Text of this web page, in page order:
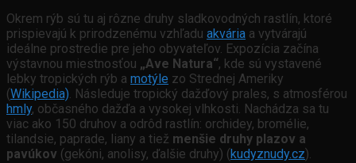
Okrem rýb sú tu aj rôzne druhy sladkovodných rastlín, ktoré
prispievajú k prirodzenému vzhľadu akvária a vytvárajú
ideálne prostredie pre jeho obyvateľov. Expozícia začína
výstavnou miestnosťou „Ave Natura“, kde sú vystavené
lebky tropických rýb a motýle zo Strednej Ameriky
(Wikipedia). Následuje tropický dažďový prales, s atmosférou
hmly, občasného dažďa a vysokej vlhkosti. Nachádza sa tu
viac ako 150 druhov a odrôd rastlín: orchidey, bromélie,
tilandsie, paprade, liany a tiež menšie druhy plazov a
pavúkov (gekóni, anolisy, ďalšie druhy) (kudyznudy.cz).